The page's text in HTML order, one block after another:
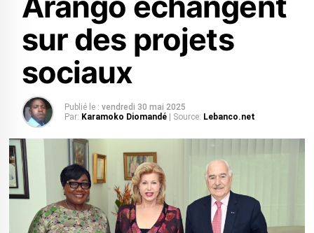
sur des projets
sociaux
Publié le : vendredi 30 mai 2025
Par: Karamoko Diomandé | Source: Lebanco.net